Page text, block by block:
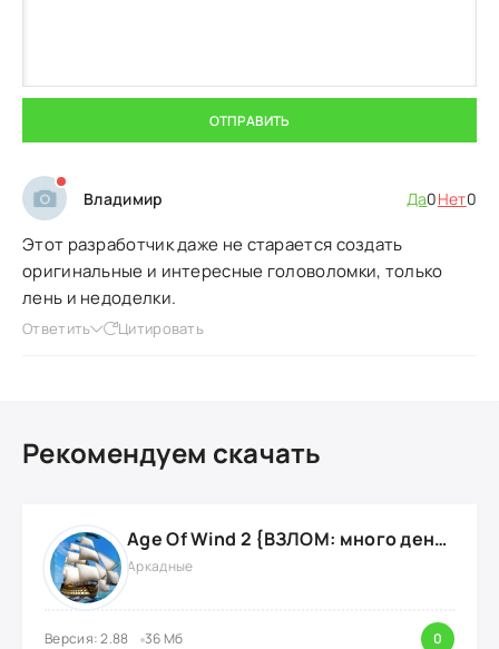
ОТПРАВИТЬ
Владимир Да0Нет0
Этот разработчик даже не старается создать
оригинальные и интересные головоломки, только
лень и недоделки.
Ответить Цитировать
Рекомендуем скачать
Age Of Wind 2 {ВЗЛОМ: много денег}
Аркадные
Версия: 2.88 36 Мб 0